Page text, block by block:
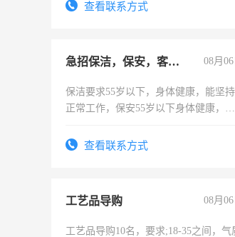
查看联系方式
急招保洁，保安，客服，工程 08月06
保洁要求55岁以下，身体健康，能坚持
正常工作，保安55岁以下身体健康，有
录，客服要求45岁以下高中以上文化，
查看联系方式
工艺品导购 08月06
工艺品导购10名，要求;18-35之间，气